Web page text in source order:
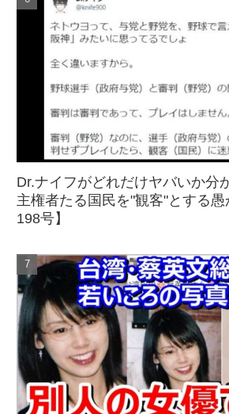
Dr.ナイフがどれだけヤバいか分
主権者たる国民を"観客"とする
198号】